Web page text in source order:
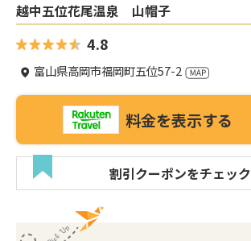
越中五位花尾温泉 山帽子
4.8
富山県高岡市福岡町五位57-2
料金を表示する
割引クーポンをチェック